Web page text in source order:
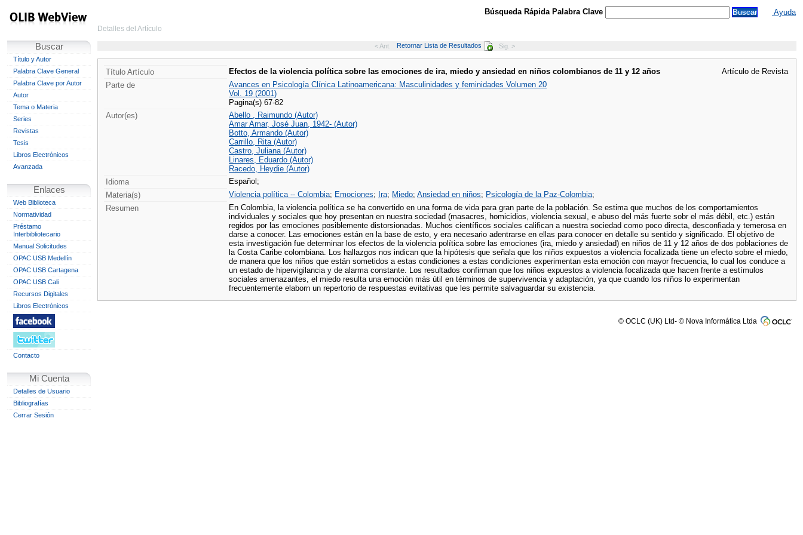
Buscar
Título y Autor
Palabra Clave General
Palabra Clave por Autor
Autor
Tema o Materia
Series
Revistas
Tesis
Libros Electrónicos
Avanzada
Enlaces
Web Biblioteca
Normatividad
Préstamo
Interbibliotecario
Manual Solicitudes
OPAC USB Medellín
OPAC USB Cartagena
OPAC USB Cali
Recursos Digitales
Libros Electrónicos
Contacto
Mi Cuenta
Detalles de Usuario
Bibliografías
Cerrar Sesión
Búsqueda Rápida Palabra Clave Ayuda
Detalles del Artículo
< Ant. Retornar Lista de Resultados Sig. >
Título Artículo Efectos de la violencia política sobre las emociones de ira, miedo y ansiedad en niños colombianos de 11 y 12 años
Artículo de Revista
Parte de
Avances en Psicología Clínica Latinoamericana: Masculinidades y feminidades Volumen 20
Vol. 19 (2001)
Pagina(s) 67-82
Autor(es)
Abello , Raimundo (Autor)
Amar Amar, José Juan, 1942- (Autor)
Botto, Armando (Autor)
Carrillo, Rita (Autor)
Castro, Juliana (Autor)
Linares, Eduardo (Autor)
Racedo, Heydie (Autor)
Idioma
Español;
Materia(s)
Violencia política -- Colombia; Emociones; Ira; Miedo; Ansiedad en niños; Psicología de la Paz-Colombia;
Resumen
En Colombia, la violencia política se ha convertido en una forma de vida para gran parte de la población. Se estima que muchos de los comportamientos
individuales y sociales que hoy presentan en nuestra sociedad (masacres, homicidios, violencia sexual, e abuso del más fuerte sobr el más débil, etc.) están
regidos por las emociones posiblemente distorsionadas. Muchos científicos sociales califican a nuestra sociedad como poco directa, desconfiada y temerosa en
darse a conocer. Las emociones están en la base de esto, y era necesario adentrarse en ellas para conocer en detalle su sentido y significado. El objetivo de
esta investigación fue determinar los efectos de la violencia política sobre las emociones (ira, miedo y ansiedad) en niños de 11 y 12 años de dos poblaciones de
la Costa Caribe colombiana. Los hallazgos nos indican que la hipótesis que señala que los niños expuestos a violencia focalizada tiene un efecto sobre el miedo,
de manera que los niños que están sometidos a estas condiciones a estas condiciones experimentan esta emoción con mayor frecuencia, lo cual los conduce a
un estado de hipervigilancia y de alarma constante. Los resultados confirman que los niños expuestos a violencia focalizada que hacen frente a estímulos
sociales amenazantes, el miedo resulta una emoción más útil en términos de supervivencia y adaptación, ya que cuando los niños lo experimentan
frecuentemente elaborn un repertorio de respuestas evitativas que les permite salvaguardar su existencia.
© OCLC (UK) Ltd- © Nova Informática Ltda